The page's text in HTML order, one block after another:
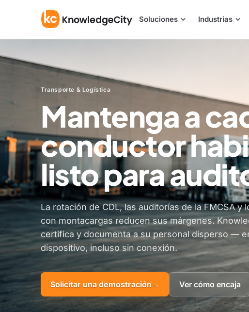
Soluciones Industrias
Transporte & Logística
Mantenga a
conductor
listo para
La rotación de CDL, las auditorías de la FMCSA y
con montacargas reducen sus márgenes.
certifica y documenta a su personal disperso —
dispositivo, incluso sin conexión.
Solicitar una demostración → Ver cómo encaja